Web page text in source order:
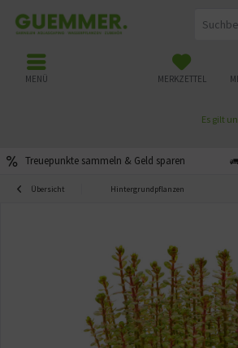
Treuepunkte sammeln & Geld sparen
MERKZETTEL
MENÜ
Es gilt
Übersicht Hintergrundpflanzen